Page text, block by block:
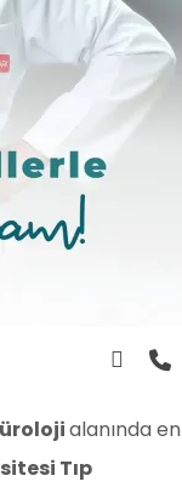
ürolojialanında en
Tıp